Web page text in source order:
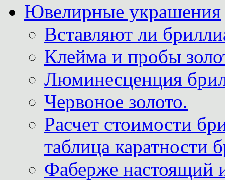
Ювелирные украшения
Вставляют ли
Клейма и пробы
Люминесценция
Червоное золото.
Расчет стоимости
таблица каратности
Фаберже настоящий